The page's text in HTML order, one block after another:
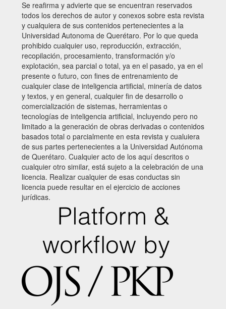
Se reafirma y advierte que se encuentran reservados
todos los derechos de autor y conexos sobre esta revista
y cualquiera de sus contenidos pertenecientes a la
Universidad Autonoma de Querétaro. Por lo que queda
prohibido cualquier uso, reproducción, extracción,
recopilación, procesamiento, transformación y/o
explotación, sea parcial o total, ya en el pasado, ya en el
presente o futuro, con fines de entrenamiento de
cualquier clase de inteligencia artificial, minería de datos
y textos, y en general, cualquier fin de desarrollo o
comercialización de sistemas, herramientas o
tecnologías de inteligencia artificial, incluyendo pero no
limitado a la generación de obras derivadas o contenidos
basados total o parcialmente en esta revista y cualuiera
de sus partes pertenecientes a la Universidad Autónoma
de Querétaro. Cualquier acto de los aquí descritos o
cualquier otro similar, está sujeto a la celebración de una
licencia. Realizar cualquier de esas conductas sin
licencia puede resultar en el ejercicio de acciones
jurídicas.